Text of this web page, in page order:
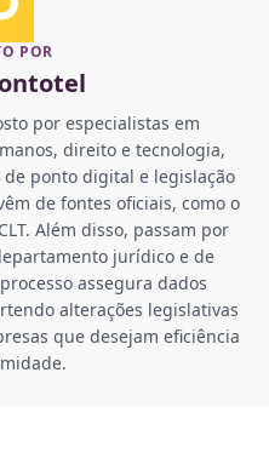
POR
por especialistas em
direito e tecnologia,
ponto digital e legislação
de fontes oficiais, como o
Além disso, passam por
jurídico e de
assegura dados
alterações legislativas
que desejam eficiência